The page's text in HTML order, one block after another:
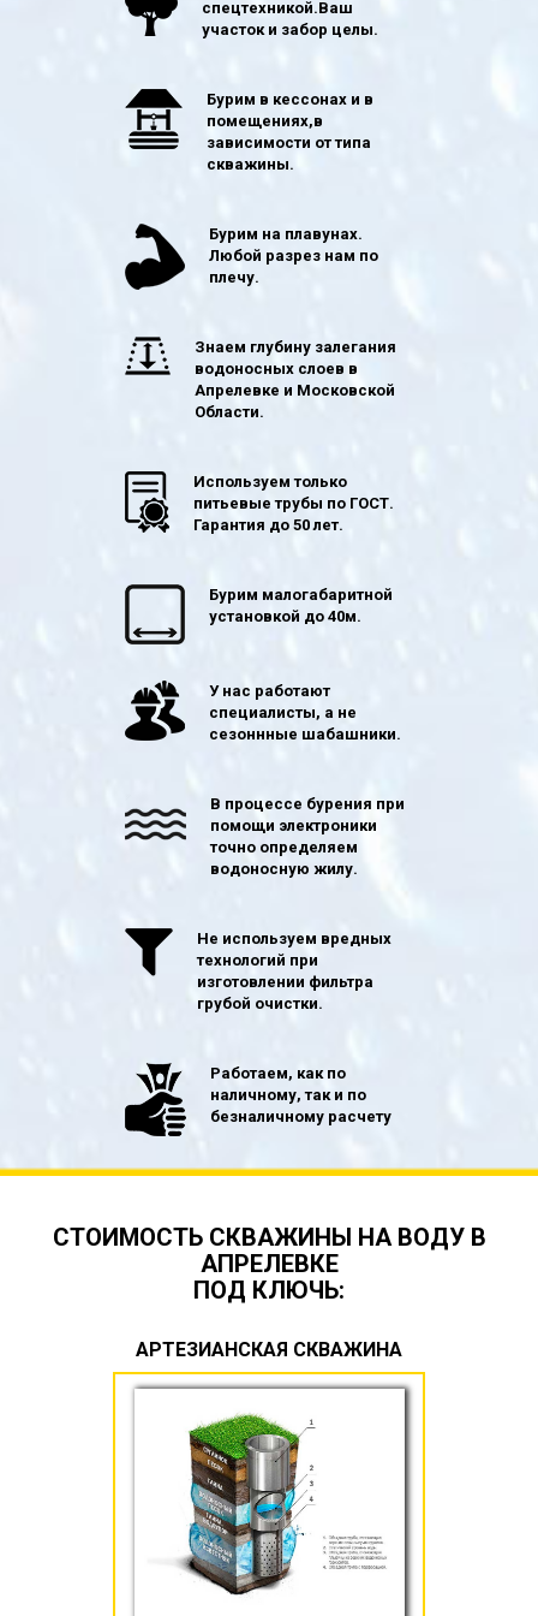
спецтехникой.Ваш
участок и забор целы.
Бурим в кессонах и в
помещениях,в
зависимости от типа
скважины.
Бурим на плавунах.
Любой разрез нам по
плечу.
Знаем глубину залегания
водоносных слоев в
Апрелевке и Московской
Области.
Используем только
питьевые трубы по ГОСТ.
Гарантия до 50 лет.
Бурим малогабаритной
установкой до 40м.
У нас работают
специалисты, а не
сезоннные шабашники.
В процессе бурения при
помощи электроники
точно определяем
водоносную жилу.
Не используем вредных
технологий при
изготовлении фильтра
грубой очистки.
Работаем, как по
наличному, так и по
безналичному расчету
СТОИМОСТЬ СКВАЖИНЫ НА ВОДУ В
АПРЕЛЕВКЕ
ПОД КЛЮЧЬ:
АРТЕЗИАНСКАЯ СКВАЖИНА